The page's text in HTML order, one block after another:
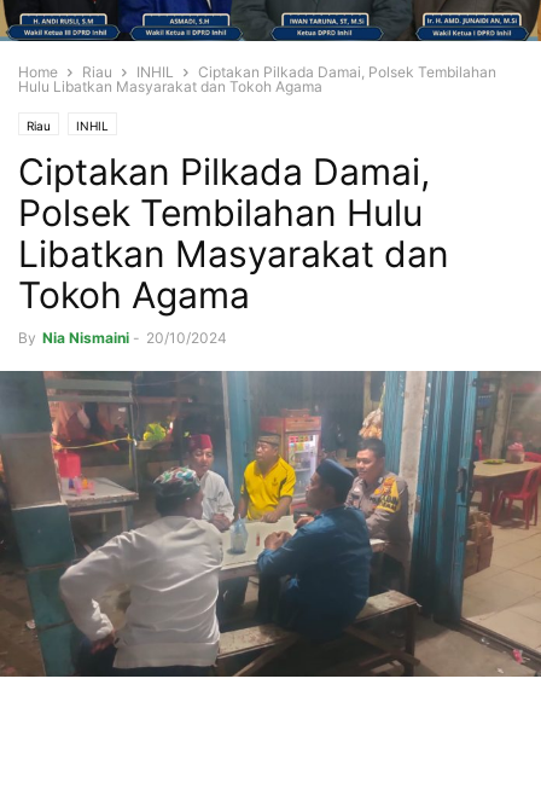
Home Riau INHIL
Ciptakan Pilkada Damai, Polsek Tembilahan
Hulu Libatkan Masyarakat dan Tokoh Agama
Riau INHIL
Ciptakan Pilkada Damai,
Polsek Tembilahan Hulu
Libatkan Masyarakat dan
Tokoh Agama
By Nia Nismaini - 20/10/2024